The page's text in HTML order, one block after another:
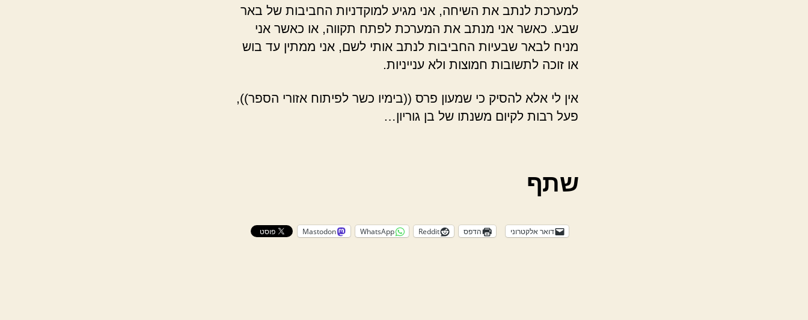
למערכת לנתב את השיחה, אני מגיע למוקדניות החביבות של באר
שבע. כאשר אני מנתב את המערכת לפתח תקווה, או כאשר אני
מניח לבאר שבעיות החביבות לנתב אותי לשם, אני ממתין עד בוש
או זוכה לתשובות חמוצות ולא ענייניות.
אין לי אלא להסיק כי שמעון פרס ((בימיו כשר לפיתוח אזורי הספר)),
פעל רבות לקיום משנתו של בן גוריון…
שתף
דואר אלקטרוני הדפס Reddit
WhatsApp
Mastodon